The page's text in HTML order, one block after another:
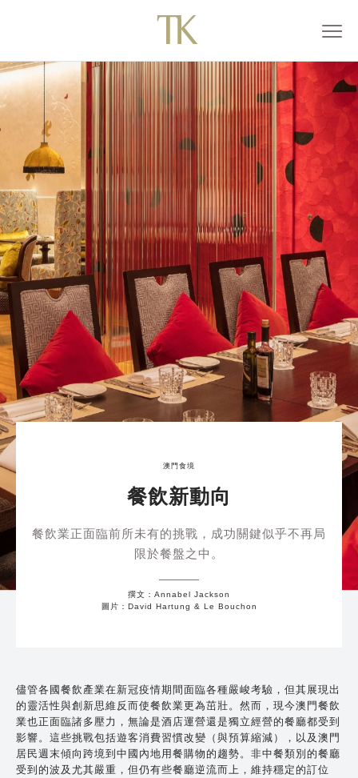
澳門食境
餐飲新動向
餐飲業正面臨前所未有的挑戰，成功關鍵似乎不再局
限於餐盤之中。
撰文：Annabel Jackson
圖片：David Hartung & Le Bouchon
儘管各國餐飲產業在新冠疫情期間面臨各種嚴峻考驗，但其展現出
的靈活性與創新思維反而使餐飲業更為茁壯。然而，現今澳門餐飲
業也正面臨諸多壓力，無論是酒店運營還是獨立經營的餐廳都受到
影響。這些挑戰包括遊客消費習慣改變（與預算縮減），以及澳門
居民週末傾向跨境到中國內地用餐購物的趨勢。非中餐類別的餐廳
受到的波及尤其嚴重，但仍有些餐廳逆流而上，維持穩定的訂位